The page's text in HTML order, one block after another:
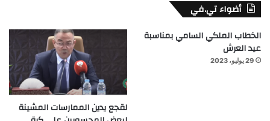
أضواء تي.في
الخطاب الملكي السامي بمناسبة
عيد العرش
29 يوليو، 2023
لقجع يدين الممارسات المشينة